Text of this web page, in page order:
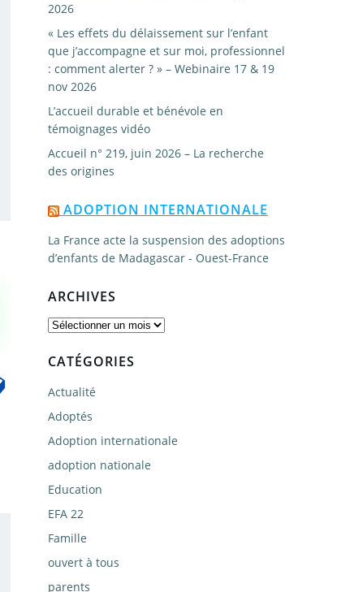
2026
« Les effets du délaissement sur l’enfant
que j’accompagne et sur moi, professionnel
: comment alerter ? » – Webinaire 17 & 19
nov 2026
L’accueil durable et bénévole en
témoignages vidéo
Accueil n° 219, juin 2026 – La recherche
des origines
ADOPTION INTERNATIONALE
La France acte la suspension des adoptions
d’enfants de Madagascar - Ouest-France
ARCHIVES
Archives
CATÉGORIES
Actualité
Adoptés
Adoption internationale
adoption nationale
Education
EFA 22
Famille
ouvert à tous
parents